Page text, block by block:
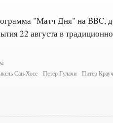
"Матч Дня" на BBC,
22 августа в
Сан-Хосе Петер Гулачи
Питер Крауч